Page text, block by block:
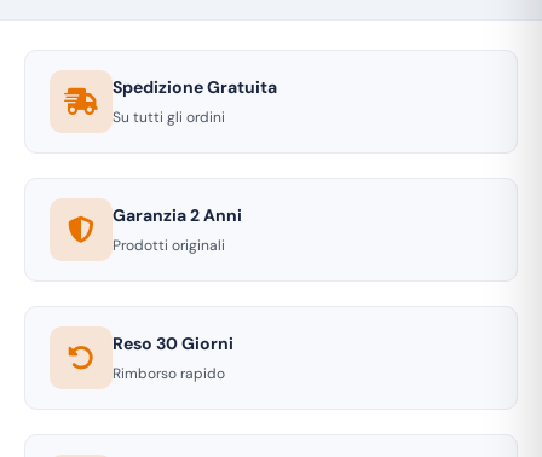
Spedizione Gratuita
Su tutti gli ordini
Garanzia 2 Anni
Prodotti originali
Reso 30 Giorni
Rimborso rapido